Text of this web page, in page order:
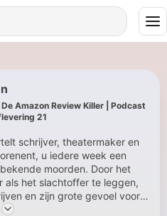
Amazon Review Killer | Podcast
21
schrijver, theatermaker en
u iedere week een
moorden. Door het
het slachtoffer te leggen,
en zijn grote gevoel voor
nemen in de meest gruwelijke,